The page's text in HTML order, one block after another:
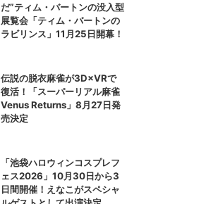
だ”ティム・バートンの没入型
展覧会「ティム・バートンの
ラビリンス」11月25日開幕！
伝説の脱衣麻雀が3D×VRで
復活！「スーパーリアル麻雀
Venus Returns」8月27日発
売決定
「池袋ハロウィンコスプレフ
ェス2026」10月30日から3
日間開催！えなこがスペシャ